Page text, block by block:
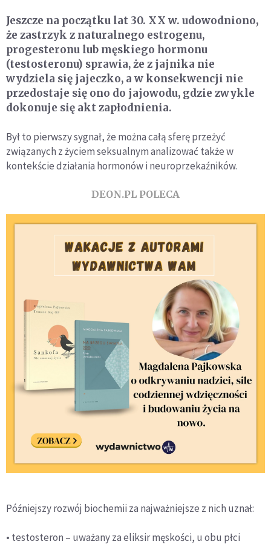
Jeszcze na początku lat 30. XX w. udowodniono,
że zastrzyk z naturalnego estrogenu,
progesteronu lub męskiego hormonu
(testosteronu) sprawia, że z jajnika nie
wydziela się jajeczko, a w konsekwencji nie
przedostaje się ono do jajowodu, gdzie zwykle
dokonuje się akt zapłodnienia.
Był to pierwszy sygnał, że można całą sferę przeżyć
związanych z życiem seksualnym analizować także w
kontekście działania hormonów i neuroprzekaźników.
DEON.PL POLECA
Późniejszy rozwój biochemii za najważniejsze z nich uznał:
• testosteron – uważany za eliksir męskości, u obu płci